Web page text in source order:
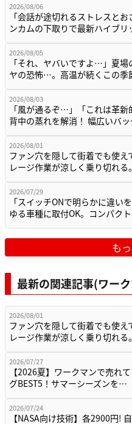
2026/08/06
「会話が途切れるストレスと
ンカムの下取りで最新ハイブ
2026/08/05
「それ、ヤバいですよ…」夏
ヤの恐怖…。高温が続くこの
2026/08/03
「風が通るぞ…」「これは革新
背中の蒸れを解消！ 幅広いバ
2026/08/01
ファン穴を隠して街着でも使え
レージ作業が涼しく乗り切れ
2026/07/29
「スイッチONで明らかに違い
ゆる車種に取付OK。コンパク
も
最新の関連記事(ワー
2026/08/01
ファン穴を隠して街着でも使え
レージ作業が涼しく乗り切れ
2026/07/27
【2026夏】ワークマンで売れ
グBEST5！サマーシーズンを…
2026/07/24
【NASA向け技術】各2900円!